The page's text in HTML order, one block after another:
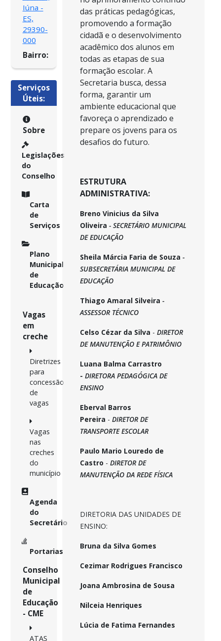
Iúna -
ES,
29390-
000
Bairro:
Serviços
Úteis:
Sobre
Legislações
do
Conselho
Carta
de
Serviços
Plano
Municipal
de
Educação
Vagas
em
creche
Diretrizes
para
concessão
de
vagas
Vagas
nas
creches
do
município
Agenda
do
Secretário
Portarias
Conselho
Municipal
de
Educação
- CME
ATAS
das práticas pedagógicas,
promovendo a formação
cidadã e o desenvolvimento
acadêmico dos alunos em
todas as etapas de sua
formação escolar. A
Secretaria busca, dessa
forma, garantir um
ambiente educacional que
favoreça o aprendizado e
prepare os jovens para os
desafios do futuro.
ESTRUTURA
ADMINISTRATIVA:
Breno Vinicius da Silva
Oliveira - SECRETÁRIO MUNICIPAL
DE EDUCAÇÃO
Sheila Márcia Faria de Souza -
SUBSECRETÁRIA MUNICIPAL DE
EDUCAÇÃO
Thiago Amaral Silveira -
ASSESSOR TÉCNICO
Celso Cézar da Silva - DIRETOR
DE MANUTENÇÃO E PATRIMÔNIO
Luana Balma Carrastro
- DIRETORA PEDAGÓGICA DE
ENSINO
Eberval Barros
Pereira - DIRETOR DE
TRANSPORTE ESCOLAR
Paulo Mario Louredo de
Castro - DIRETOR DE
MANUTENÇÃO DA REDE FÍSICA
DIRETORIA DAS UNIDADES DE
ENSINO:
Bruna da Silva Gomes
Cezimar Rodrigues Francisco
Joana Ambrosina de Sousa
Nilceia Henriques
Lúcia de Fatima Fernandes